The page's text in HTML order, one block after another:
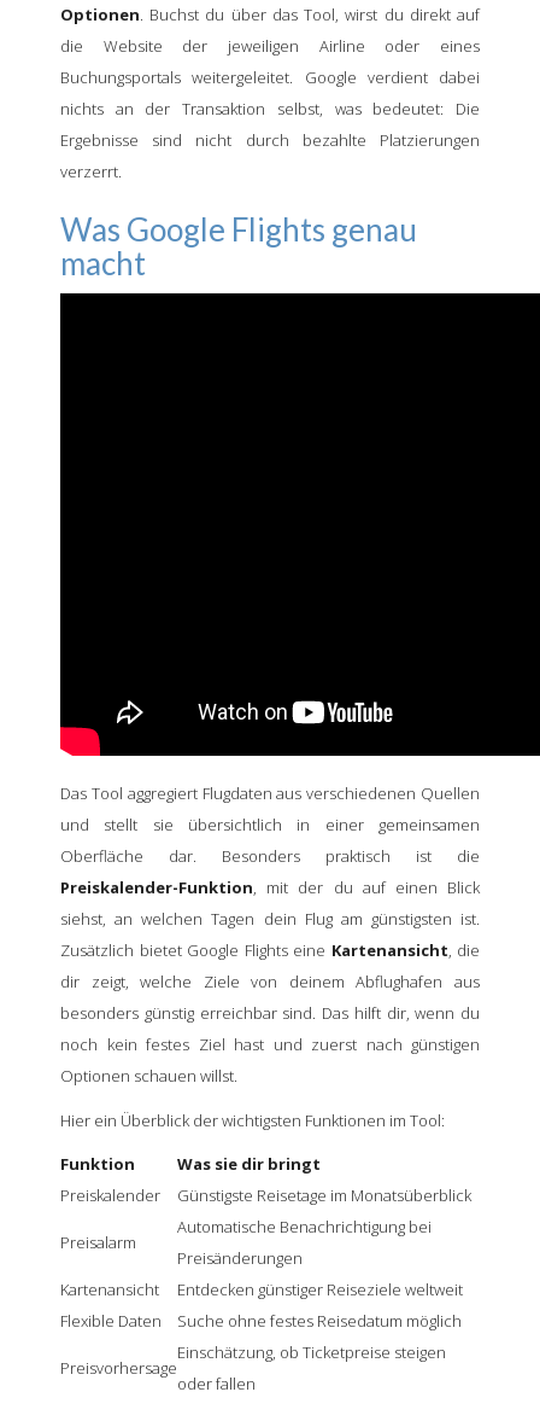
Optionen. Buchst du über das Tool, wirst du direkt auf
die Website der jeweiligen Airline oder eines
Buchungsportals weitergeleitet. Google verdient dabei
nichts an der Transaktion selbst, was bedeutet: Die
Ergebnisse sind nicht durch bezahlte Platzierungen
verzerrt.
Was Google Flights genau
macht
Das Tool aggregiert Flugdaten aus verschiedenen Quellen
und stellt sie übersichtlich in einer gemeinsamen
Oberfläche dar. Besonders praktisch ist die
Preiskalender-Funktion, mit der du auf einen Blick
siehst, an welchen Tagen dein Flug am günstigsten ist.
Zusätzlich bietet Google Flights eine Kartenansicht, die
dir zeigt, welche Ziele von deinem Abflughafen aus
besonders günstig erreichbar sind. Das hilft dir, wenn du
noch kein festes Ziel hast und zuerst nach günstigen
Optionen schauen willst.
Hier ein Überblick der wichtigsten Funktionen im Tool:
Funktion
Was sie dir bringt
Preiskalender
Günstigste Reisetage im Monatsüberblick
Preisalarm
Automatische Benachrichtigung bei
Preisänderungen
Kartenansicht
Entdecken günstiger Reiseziele weltweit
Flexible Daten
Suche ohne festes Reisedatum möglich
Preisvorhersage
Einschätzung, ob Ticketpreise steigen
oder fallen